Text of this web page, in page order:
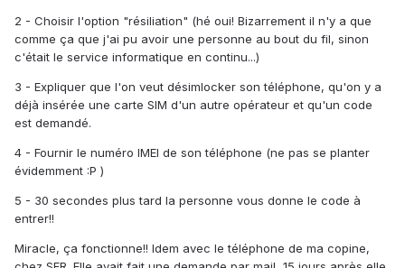
2 - Choisir l'option "résiliation" (hé oui! Bizarrement il n'y a que
comme ça que j'ai pu avoir une personne au bout du fil, sinon
c'était le service informatique en continu...)
3 - Expliquer que l'on veut désimlocker son téléphone, qu'on y a
déjà insérée une carte SIM d'un autre opérateur et qu'un code
est demandé.
4 - Fournir le numéro IMEI de son téléphone (ne pas se planter
évidemment :P )
5 - 30 secondes plus tard la personne vous donne le code à
entrer!!
Miracle, ça fonctionne!! Idem avec le téléphone de ma copine,